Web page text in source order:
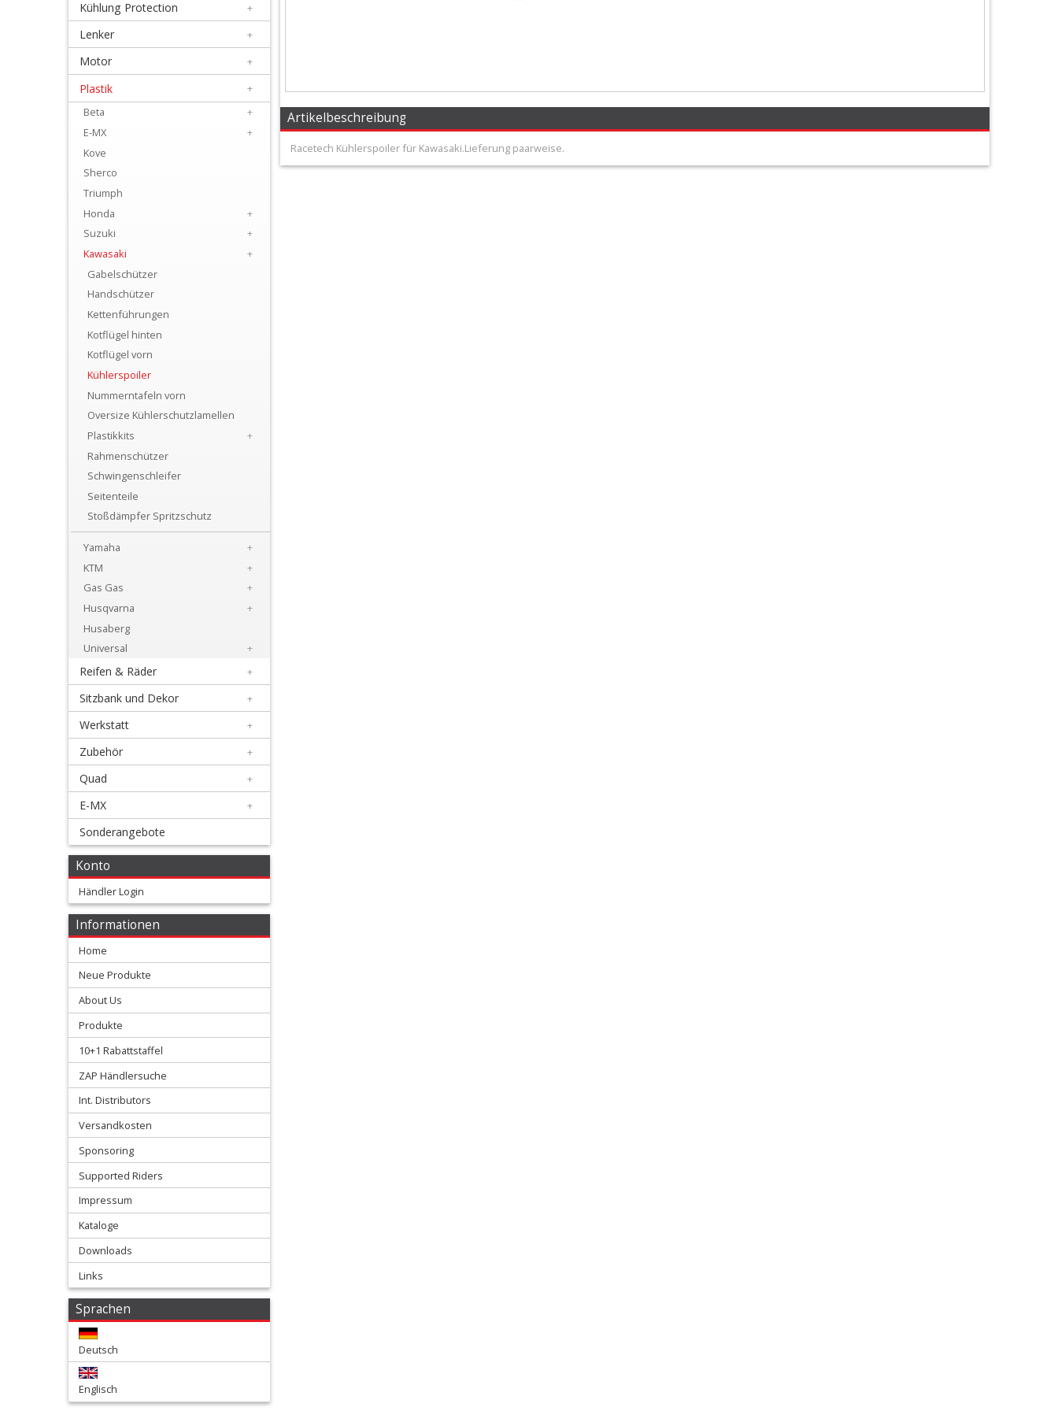
Schmierstoffe
Armaturen
Kühlung
Protection
Sherco
Triumph
Honda
Suzuki
Kawasaki
Gabelschützer
Handschützer
Kettenführungen
Kotflügel
hinten
Kotflügel
Kühlerspoiler
Nummerntafeln
Oversize
Kühlerschutzlamellen
Plastikkits
Rahmenschützer
Kühlung Protection +
Lenker +
Motor +
Plastik
+
Beta
+
E-MX
+
Kove
Sherco
Triumph
Honda
+
Suzuki
+
Kawasaki
+
Gabelschützer
Handschützer
Kettenführungen
Kotflügel hinten
Kotflügel vorn
Kühlerspoiler
Nummerntafeln vorn
Oversize Kühlerschutzlamellen
Plastikkits
+
Rahmenschützer
Schwingenschleifer
Seitenteile
Stoßdämpfer Spritzschutz
Yamaha
+
KTM
+
Gas Gas
+
Husqvarna
+
Husaberg
Universal
+
Reifen & Räder +
Sitzbank und Dekor +
Werkstatt +
Zubehör +
Quad +
E-MX +
Sonderangebote
Konto
Händler Login
Informationen
Home
Neue Produkte
About Us
Produkte
10+1 Rabattstaffel
ZAP Händlersuche
Int. Distributors
Versandkosten
Sponsoring
Supported Riders
Impressum
Kataloge
Downloads
Links
Sprachen
Deutsch
Englisch
Artikelbeschreibung
Racetech Kühlerspoiler für Kawasaki.Lieferung paarweise.